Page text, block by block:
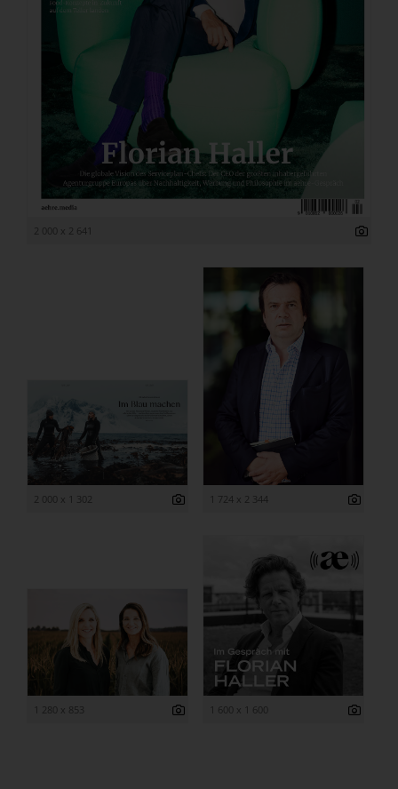
2 000 x 2 641
2 000 x 1 302 1 724 x 2 344
1 280 x 853 1 600 x 1 600